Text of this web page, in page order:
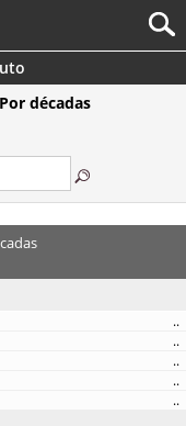
décadas
..
..
..
..
..